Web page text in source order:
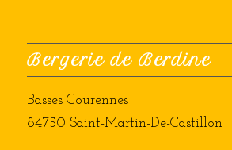
Bergerie de Berdine
Basses Courennes
84750 Saint-Martin-De-Castillon